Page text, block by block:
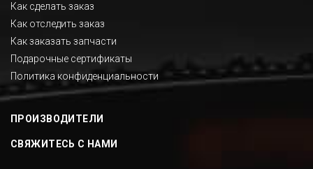
Как сделать заказ
Как отследить заказ
Как заказать запчасти
Подарочные сертификаты
Политика конфиденциальности
ПРОИЗВОДИТЕЛИ
СВЯЖИТЕСЬ С НАМИ